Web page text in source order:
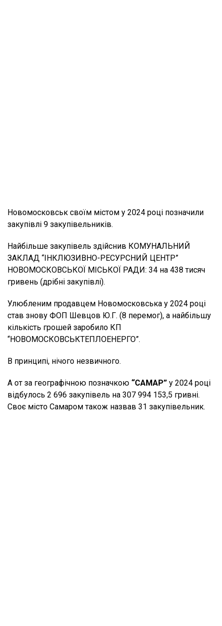
Новомосковськ своїм містом у 2024 році позначили
закупівлі 9 закупівельників.
Найбільше закупівель здійснив КОМУНАЛЬНИЙ
ЗАКЛАД “ІНКЛЮЗИВНО-РЕСУРСНИЙ ЦЕНТР”
НОВОМОСКОВСЬКОЇ МІСЬКОЇ РАДИ: 34 на 438 тисяч
гривень (дрібні закупівлі).
Улюбленим продавцем Новомосковська у 2024 році
став знову ФОП Шевцов Ю.Г. (8 перемог), а найбільшу
кількість грошей заробило КП
“НОВОМОСКОВСЬКТЕПЛОЕНЕРГО”.
В принципі, нічого незвичного.
А от за географічною позначкою “САМАР” у 2024 році
відбулось 2 696 закупівель на 307 994 153,5 гривні.
Своє місто Самаром також назвав 31 закупівельник.